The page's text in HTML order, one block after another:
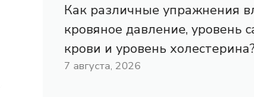
Как различные упражнения
кровяное давление, уровень
крови и уровень холестерина?
7 августа, 2026